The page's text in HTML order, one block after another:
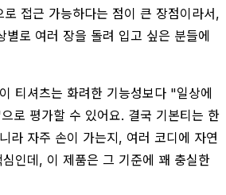
접근 가능하다는 점이 큰 장점이라서,
별로 여러 장을 돌려 입고 싶은 분들에
티셔츠는 화려한 기능성보다 "일상에
로 평가할 수 있어요. 결국 기본티는 한
라 자주 손이 가는지, 여러 코디에 자연
인데, 이 제품은 그 기준에 꽤 충실한